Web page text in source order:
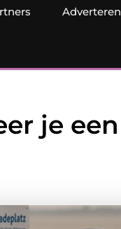
Adverteren
je een